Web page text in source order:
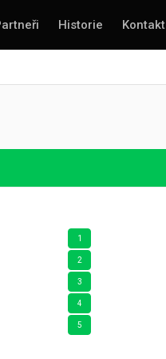
Historie Kontakt
1
2
3
4
5